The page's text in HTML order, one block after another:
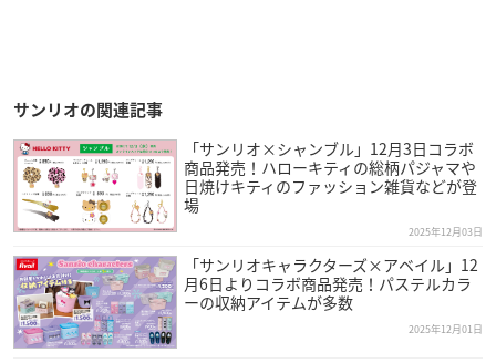
サンリオの関連記事
「サンリオ×シャンブル」12月3日コラボ
商品発売！ハローキティの総柄パジャマや
日焼けキティのファッション雑貨などが登
場
2025年12月03日
「サンリオキャラクターズ×アベイル」12
月6日よりコラボ商品発売！パステルカラ
ーの収納アイテムが多数
2025年12月01日